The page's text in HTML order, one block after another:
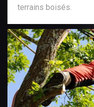
terrains boisés.